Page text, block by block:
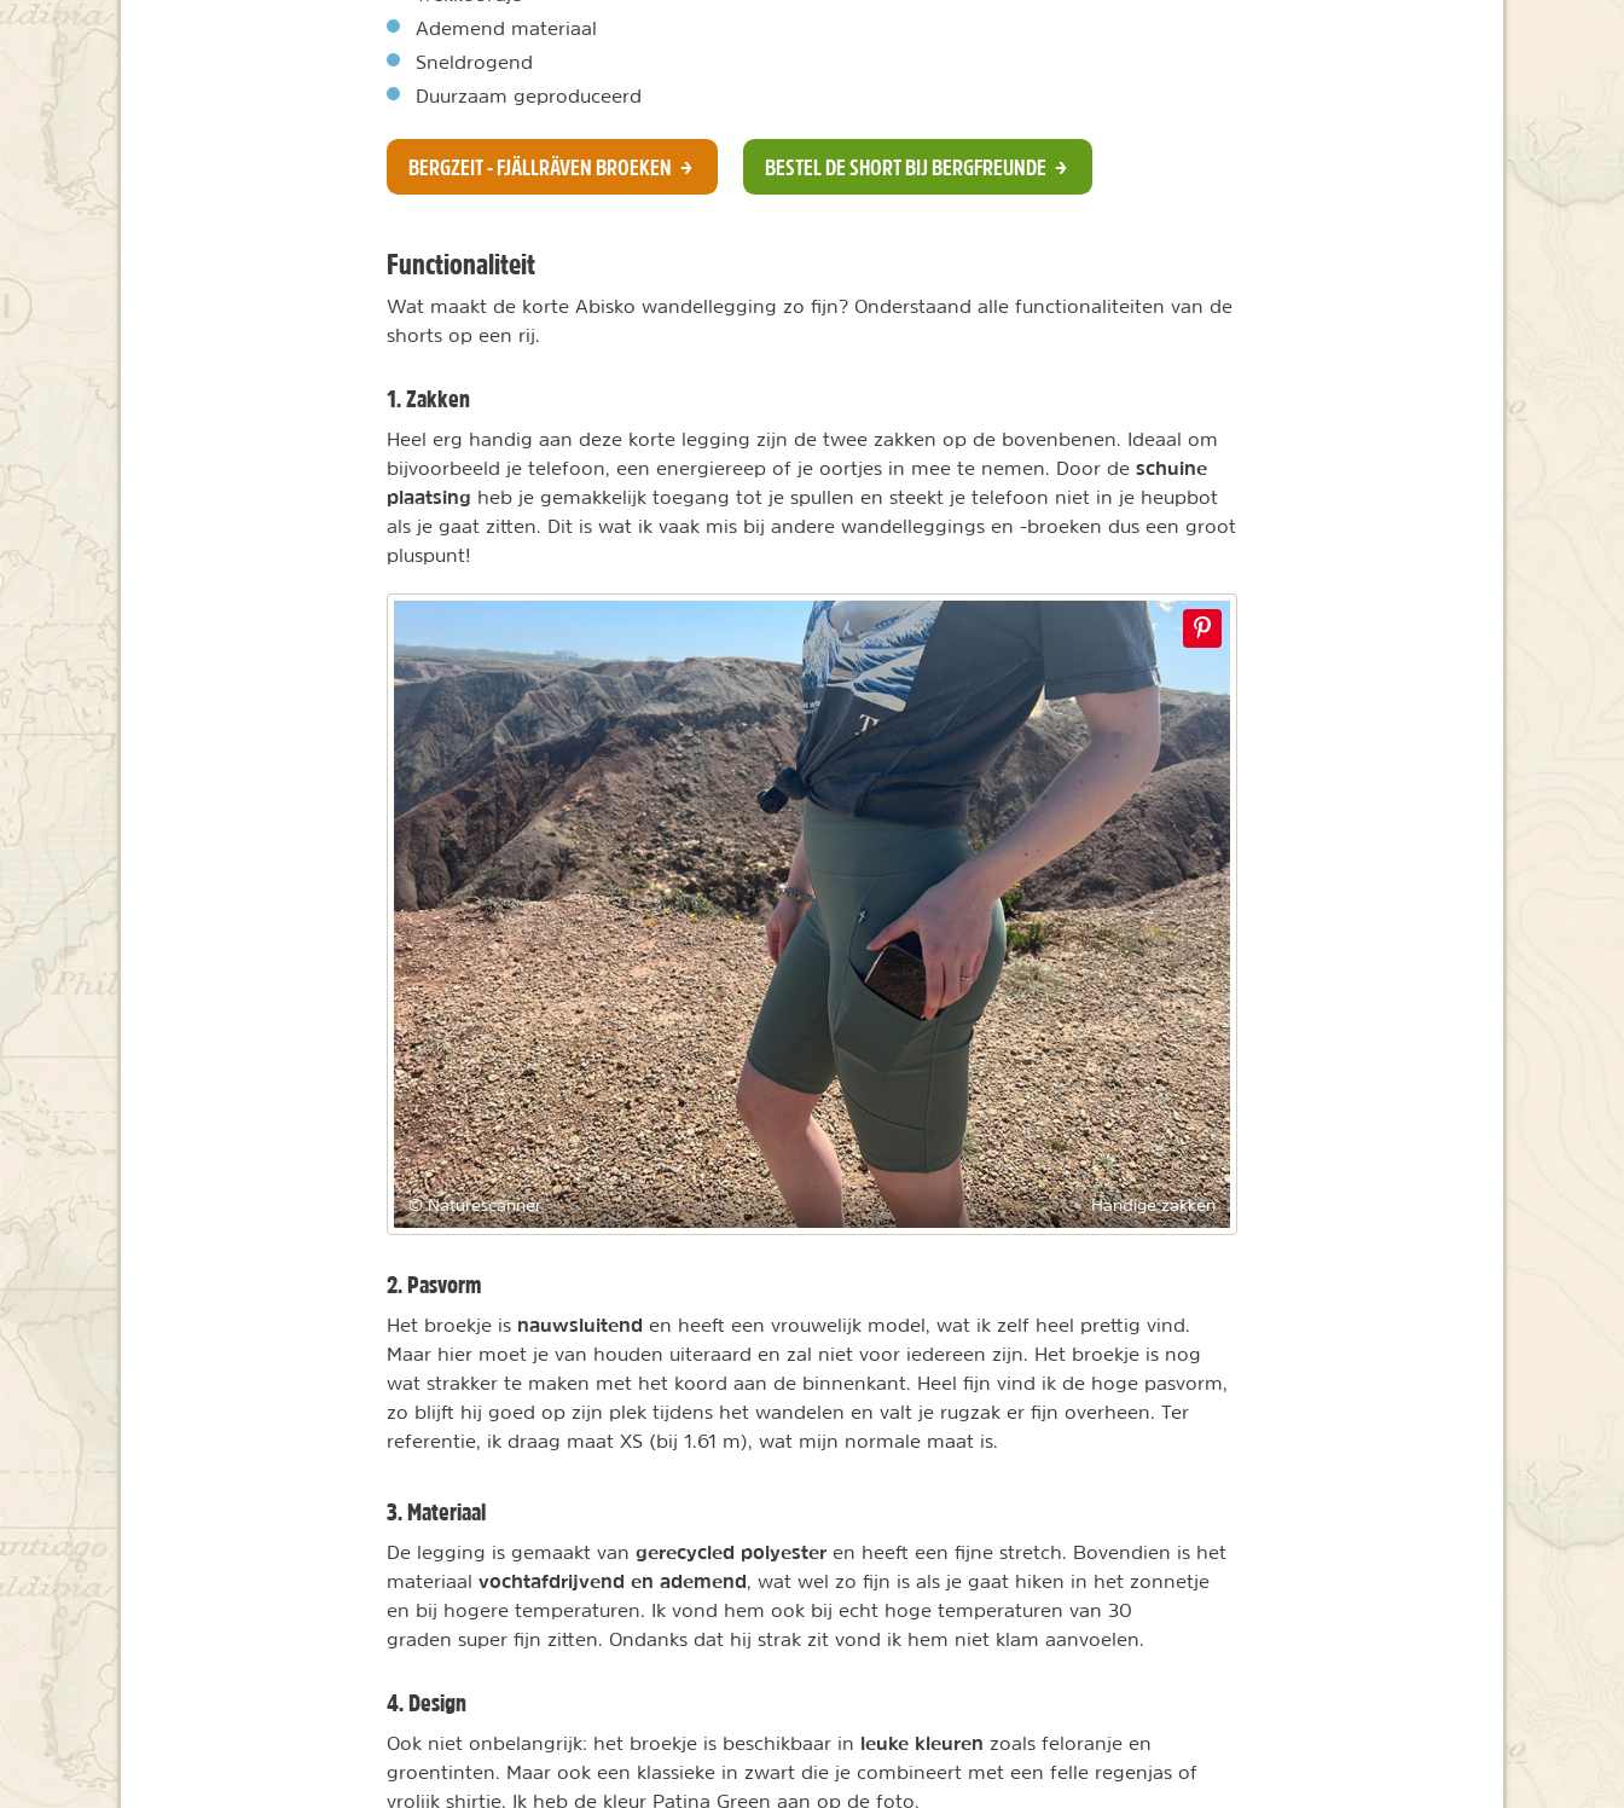
Ademend materiaal
Sneldrogend
Duurzaam geproduceerd
BERGZEIT - FJÄLLRÄVEN BROEKEN BESTEL DE SHORT BIJ BERGFREUNDE
Functionaliteit
Wat maakt de korte Abisko wandellegging zo fijn? Onderstaand alle functionaliteiten van de
shorts op een rij.
1. Zakken
Heel erg handig aan deze korte legging zijn de twee zakken op de bovenbenen. Ideaal om
bijvoorbeeld je telefoon, een energiereep of je oortjes in mee te nemen. Door de schuine
plaatsing heb je gemakkelijk toegang tot je spullen en steekt je telefoon niet in je heupbot
als je gaat zitten. Dit is wat ik vaak mis bij andere wandelleggings en -broeken dus een groot
pluspunt!
© Naturescanner Handige zakken
2. Pasvorm
Het broekje is nauwsluitend en heeft een vrouwelijk model, wat ik zelf heel prettig vind.
Maar hier moet je van houden uiteraard en zal niet voor iedereen zijn. Het broekje is nog
wat strakker te maken met het koord aan de binnenkant. Heel fijn vind ik de hoge pasvorm,
zo blijft hij goed op zijn plek tijdens het wandelen en valt je rugzak er fijn overheen. Ter
referentie, ik draag maat XS (bij 1.61 m), wat mijn normale maat is.
3. Materiaal
De legging is gemaakt van gerecycled polyester en heeft een fijne stretch. Bovendien is het
materiaal vochtafdrijvend en ademend, wat wel zo fijn is als je gaat hiken in het zonnetje
en bij hogere temperaturen. Ik vond hem ook bij echt hoge temperaturen van 30
graden super fijn zitten. Ondanks dat hij strak zit vond ik hem niet klam aanvoelen.
4. Design
Ook niet onbelangrijk: het broekje is beschikbaar in leuke kleuren zoals feloranje en
groentinten. Maar ook een klassieke in zwart die je combineert met een felle regenjas of
vrolijk shirtje. Ik heb de kleur Patina Green aan op de foto.